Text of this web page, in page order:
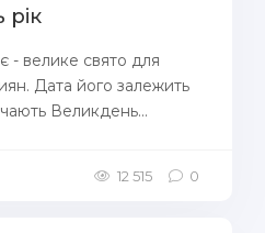
рік
- велике свято для
Дата його залежить
Великдень...
12 515 0